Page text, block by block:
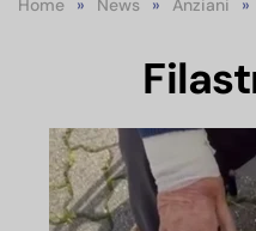
Home News Anziani